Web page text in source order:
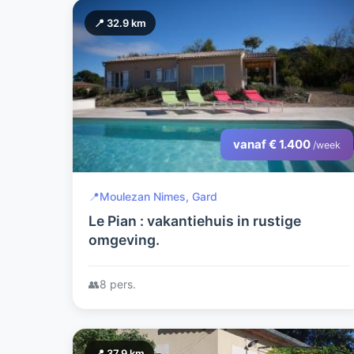
📍 32.9 km
vanaf € 1.400 /week
📍Moulezan Nimes, Gard
Le Pian : vakantiehuis in rustige
omgeving.
👥8 pers.